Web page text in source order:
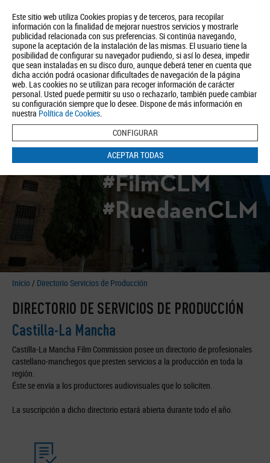
Este sitio web utiliza Cookies propias y de terceros, para recopilar
información con la finalidad de mejorar nuestros servicios y mostrarle
publicidad relacionada con sus preferencias. Si continúa navegando,
supone la aceptación de la instalación de las mismas. El usuario tiene la
posibilidad de configurar su navegador pudiendo, si así lo desea, impedir
que sean instaladas en su disco duro, aunque deberá tener en cuenta que
dicha acción podrá ocasionar dificultades de navegación de la página
web. Las cookies no se utilizan para recoger información de carácter
personal. Usted puede permitir su uso o rechazarlo, también puede cambiar
su configuración siempre que lo desee. Dispone de más información en
nuestra Política de Cookies.
CONFIGURAR
ACEPTAR TODAS
Quiénes somos Turismo Política de Privacidad Aviso Legal
Política de Cookies
BUSCAR
#FilmCLM
#RuedaenCLM
Inicio / Directorio Servicios de Producción
DIRECTORIO DE SERVICIOS DE PRODUCCIÓN
Castilla-La Mancha
Castilla-La Mancha Film Commission posee un directorio de profesionales
castellano-manchegos que presten servicios a la producción en toda la
región.
Éste se envía a los productores audiovisuales que lo soliciten.
La suscripción a dicho directorio estará abierta durante todo el año.